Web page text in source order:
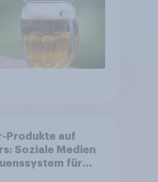
Produkte auf
Soziale Medien
für